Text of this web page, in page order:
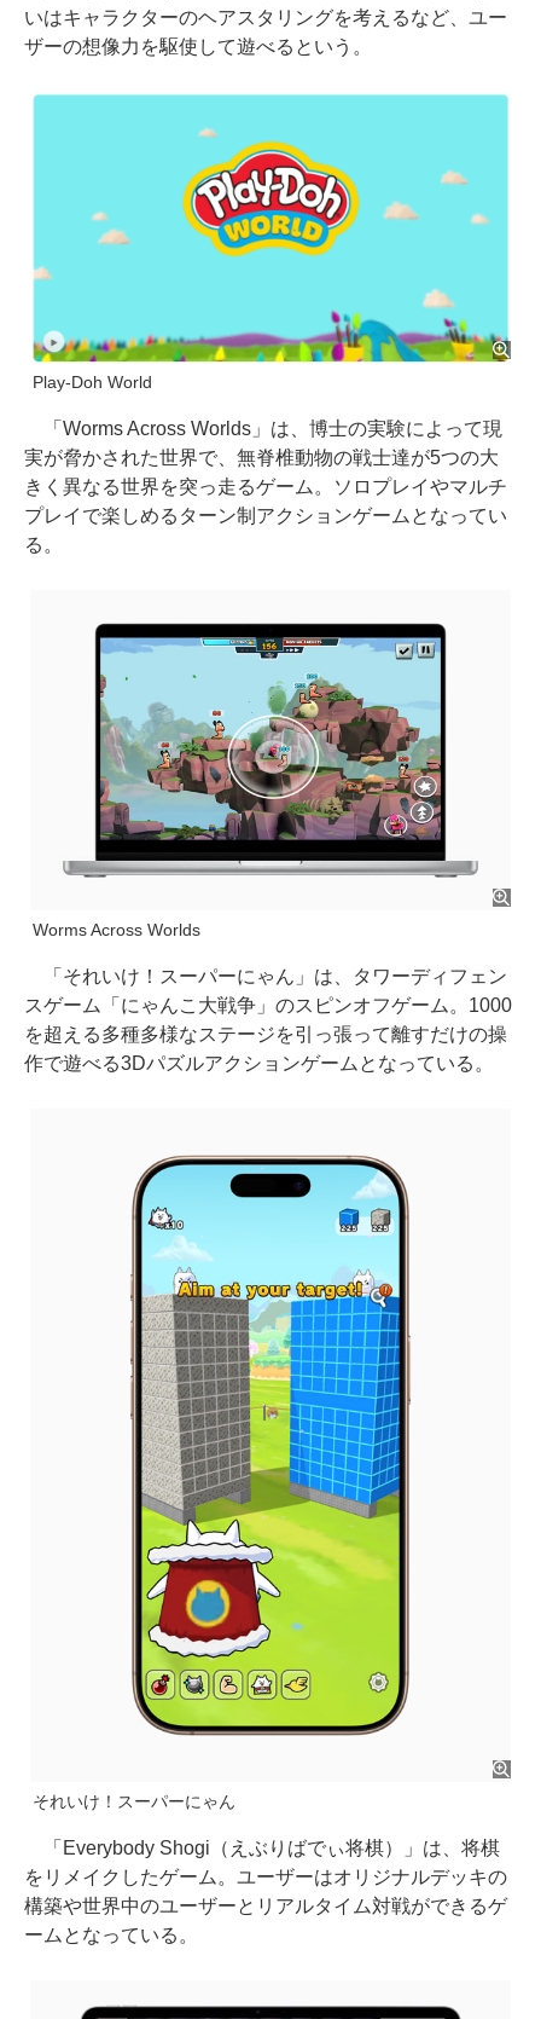
いはキャラクターのヘアスタリングを考えるなど、ユー
ザーの想像力を駆使して遊べるという。
Play-Doh World
「Worms Across Worlds」は、博士の実験によって現
実が脅かされた世界で、無脊椎動物の戦士達が5つの大
きく異なる世界を突っ走るゲーム。ソロプレイやマルチ
プレイで楽しめるターン制アクションゲームとなってい
る。
Worms Across Worlds
「それいけ！スーパーにゃん」は、タワーディフェン
スゲーム「にゃんこ大戦争」のスピンオフゲーム。1000
を超える多種多様なステージを引っ張って離すだけの操
作で遊べる3Dパズルアクションゲームとなっている。
それいけ！スーパーにゃん
「Everybody Shogi（えぶりばでぃ将棋）」は、将棋
をリメイクしたゲーム。ユーザーはオリジナルデッキの
構築や世界中のユーザーとリアルタイム対戦ができるゲ
ームとなっている。